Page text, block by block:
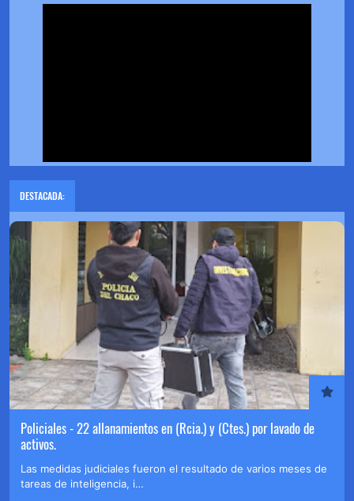
DESTACADA:
Policiales - 22 allanamientos en (Rcia.) y (Ctes.) por lavado de
activos.
Las medidas judiciales fueron el resultado de varios meses de
tareas de inteligencia, i…